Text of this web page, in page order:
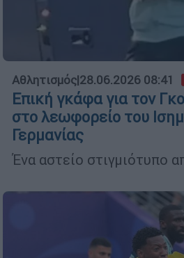
Αθλητισμός|28.06.2026 08:41
Επική γκάφα για τον
στο λεωφορείο του
Γερμανίας
Ένα αστείο στιγμιότυπο